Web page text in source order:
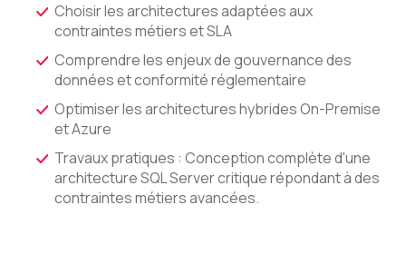
Choisir les architectures adaptées aux
contraintes métiers et SLA
Comprendre les enjeux de gouvernance des
données et conformité réglementaire
Optimiser les architectures hybrides On-Premise
et Azure
Travaux pratiques : Conception complète d'une
architecture SQL Server critique répondant à des
contraintes métiers avancées.